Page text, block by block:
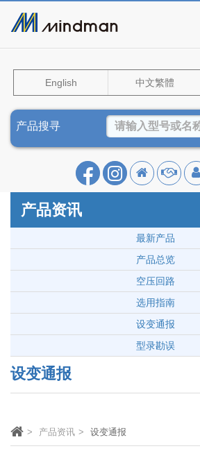
English 中文繁體
产品搜寻
产品资讯
最新产品
产品总览
空压回路
选用指南
设变通报
型录勘误
设变通报
产品资讯 设变通报